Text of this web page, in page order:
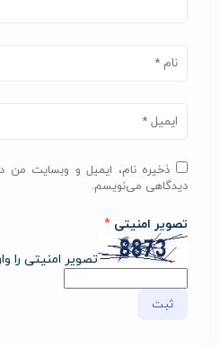
ذخیره نام، ایمیل و وبسایت من
دیدگاهی می‌نویسم.
تصویر امنیتی *
تصویر امنیتی را